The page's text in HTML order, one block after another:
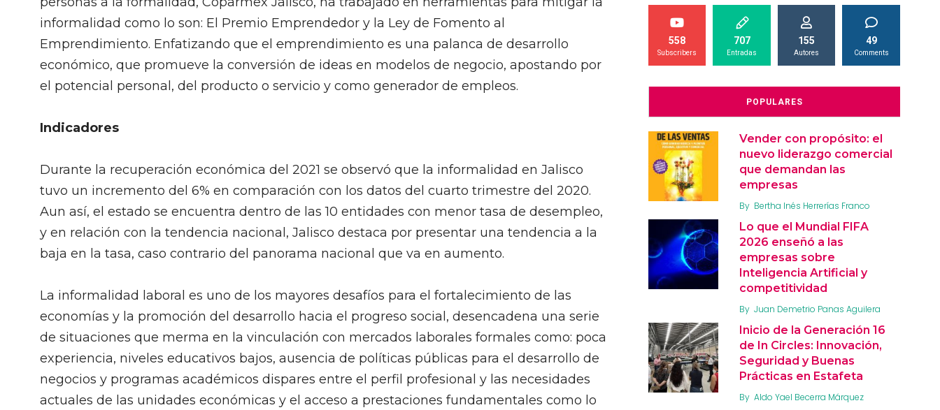
informalidad como lo son: El Premio Emprendedor y la Ley de Fomento al
Emprendimiento. Enfatizando que el emprendimiento es una palanca de desarrollo
económico, que promueve la conversión de ideas en modelos de negocio, apostando por
el potencial personal, del producto o servicio y como generador de empleos.
Indicadores
Durante la recuperación económica del 2021 se observó que la informalidad en Jalisco
tuvo un incremento del 6% en comparación con los datos del cuarto trimestre del 2020.
Aun así, el estado se encuentra dentro de las 10 entidades con menor tasa de desempleo,
y en relación con la tendencia nacional, Jalisco destaca por presentar una tendencia a la
baja en la tasa, caso contrario del panorama nacional que va en aumento.
La informalidad laboral es uno de los mayores desafíos para el fortalecimiento de las
economías y la promoción del desarrollo hacia el progreso social, desencadena una serie
de situaciones que merma en la vinculación con mercados laborales formales como: poca
experiencia, niveles educativos bajos, ausencia de políticas públicas para el desarrollo de
negocios y programas académicos dispares entre el perfil profesional y las necesidades
actuales de las unidades económicas y el acceso a prestaciones fundamentales como lo
558
Subscribers
707
Entradas
155
Autores
49
Comments
POPULARES
Vender con propósito: el
nuevo liderazgo comercial
que demandan las
empresas
By Bertha Inés Herrerías Franco
Lo que el Mundial FIFA
2026 enseñó a las
empresas sobre
Inteligencia Artificial y
competitividad
By Juan Demetrio Panas Aguilera
Inicio de la Generación 16
de In Circles: Innovación,
Seguridad y Buenas
Prácticas en Estafeta
By Aldo Yael Becerra Márquez